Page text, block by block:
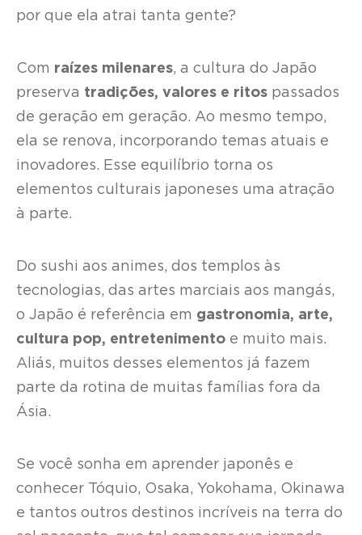
por que ela atrai tanta gente?
Com raízes milenares, a cultura do Japão
preserva tradições, valores e ritos passados
de geração em geração. Ao mesmo tempo,
ela se renova, incorporando temas atuais e
inovadores. Esse equilíbrio torna os
elementos culturais japoneses uma atração
à parte.
Do sushi aos animes, dos templos às
tecnologias, das artes marciais aos mangás,
o Japão é referência em gastronomia, arte,
cultura pop, entretenimento e muito mais.
Aliás, muitos desses elementos já fazem
parte da rotina de muitas famílias fora da
Ásia.
Se você sonha em aprender japonês e
conhecer Tóquio, Osaka, Yokohama, Okinawa
e tantos outros destinos incríveis na terra do